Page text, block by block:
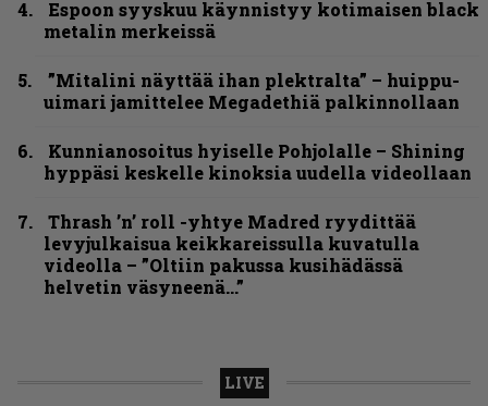
Espoon syyskuu käynnistyy kotimaisen black
metalin merkeissä
”Mitalini näyttää ihan plektralta” – huippu-
uimari jamittelee Megadethiä palkinnollaan
Kunnianosoitus hyiselle Pohjolalle – Shining
hyppäsi keskelle kinoksia uudella videollaan
Thrash ’n’ roll -yhtye Madred ryydittää
levyjulkaisua keikkareissulla kuvatulla
videolla – ”Oltiin pakussa kusihädässä
helvetin väsyneenä…”
LIVE